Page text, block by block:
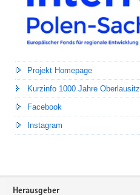
Projekt Homepage
Kurzinfo 1000 Jahre Oberlausitz
Facebook
Instagram
Footer-
Herausgeber